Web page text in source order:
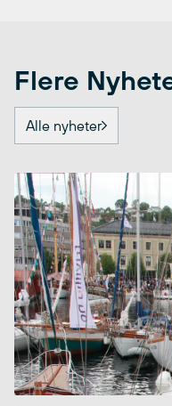
Flere
Alle nyheter